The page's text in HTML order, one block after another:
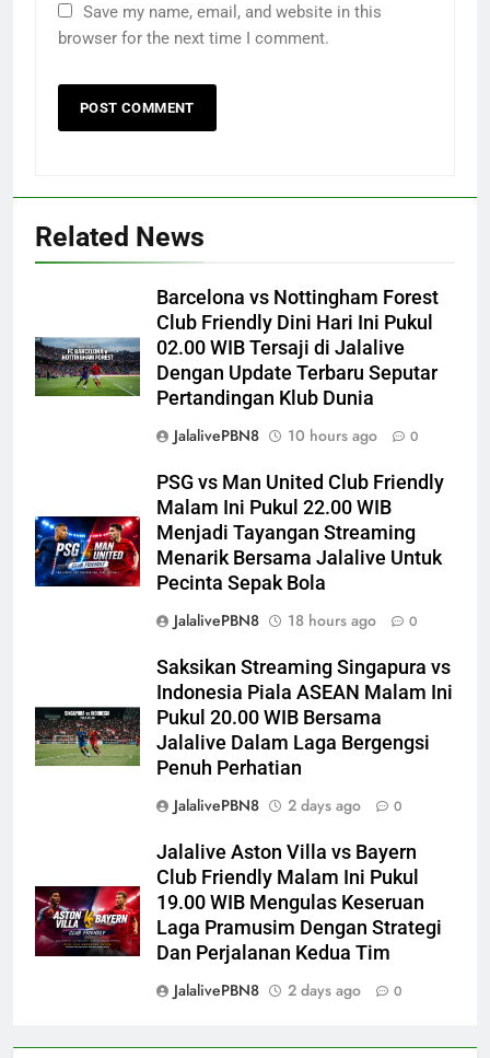
Save my name, email, and website in this
browser for the next time I comment.
Related News
Barcelona vs Nottingham Forest
Club Friendly Dini Hari Ini Pukul
02.00 WIB Tersaji di Jalalive
Dengan Update Terbaru Seputar
Pertandingan Klub Dunia
JalalivePBN8
10 hours ago 0
PSG vs Man United Club Friendly
Malam Ini Pukul 22.00 WIB
Menjadi Tayangan Streaming
Menarik Bersama Jalalive Untuk
Pecinta Sepak Bola
JalalivePBN8
18 hours ago 0
Saksikan Streaming Singapura vs
Indonesia Piala ASEAN Malam Ini
Pukul 20.00 WIB Bersama
Jalalive Dalam Laga Bergengsi
Penuh Perhatian
JalalivePBN8
2 days ago 0
Jalalive Aston Villa vs Bayern
Club Friendly Malam Ini Pukul
19.00 WIB Mengulas Keseruan
Laga Pramusim Dengan Strategi
Dan Perjalanan Kedua Tim
JalalivePBN8
2 days ago 0